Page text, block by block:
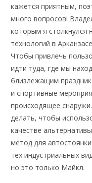
кажется приятным,
много вопросов!
которым я столкнулся
технологий в
Чтобы привлечь
идти туда, где мы
близлежащим
и спортивные
происходящее
делать, чтобы
качестве
метод для
тех индустриальных
но это только Майкл.